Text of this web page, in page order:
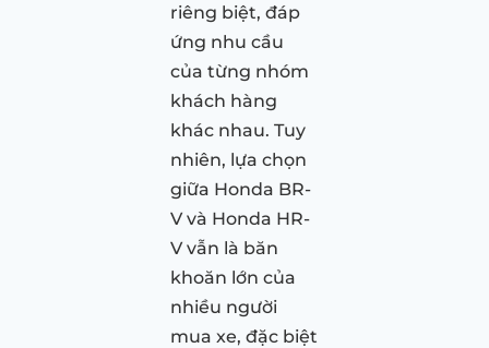
riêng biệt, đáp
ứng nhu cầu
của từng nhóm
khách hàng
khác nhau. Tuy
nhiên, lựa chọn
giữa Honda BR-
V và Honda HR-
V vẫn là băn
khoăn lớn của
nhiều người
mua xe, đặc biệt